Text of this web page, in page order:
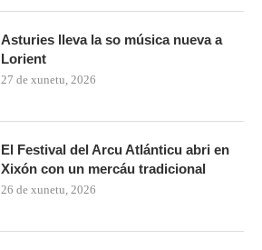
Asturies lleva la so música nueva a
Lorient
27 de xunetu, 2026
El Festival del Arcu Atlánticu abri en
Xixón con un mercáu tradicional
26 de xunetu, 2026